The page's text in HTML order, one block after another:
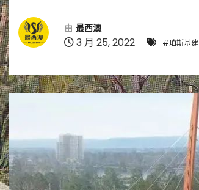
由 最西澳
3 月 25, 2022 #珀斯基建